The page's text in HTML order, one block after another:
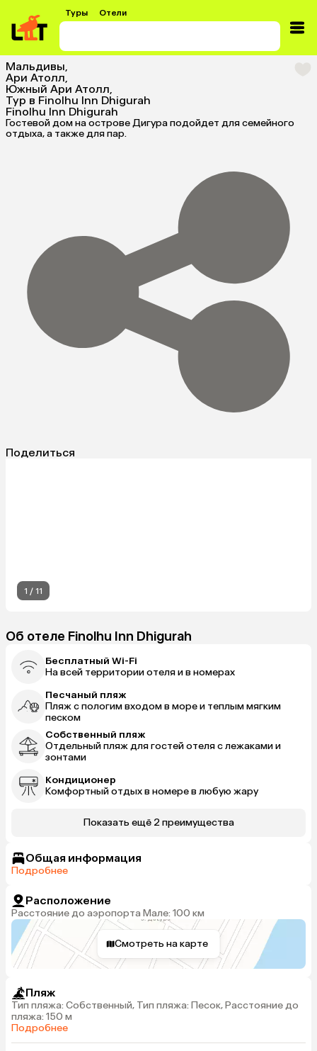
Туры Отели
Мальдивы,
Ари Атолл,
Южный Ари Атолл,
Тур в Finolhu Inn Dhigurah
Finolhu Inn Dhigurah
Гостевой дом на острове Дигура подойдет для семейного
отдыха, а также для пар.
Поделиться
1 / 11
Об отеле Finolhu Inn Dhigurah
Бесплатный Wi-Fi
На всей территории отеля и в номерах
Песчаный пляж
Пляж с пологим входом в море и теплым мягким
песком
Собственный пляж
Отдельный пляж для гостей отеля с лежаками и
зонтами
Кондиционер
Комфортный отдых в номере в любую жару
Показать ещё 2 преимущества
Общая информация
Подробнее
Расположение
Расстояние до аэропорта Мале: 100 км
Смотреть на карте
Пляж
Тип пляжа: Собственный, Тип пляжа: Песок, Расстояние до
пляжа: 150 м
Подробнее